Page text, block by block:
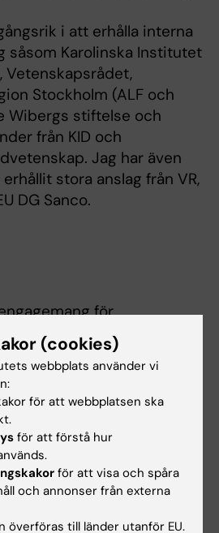
i att erhålla interna
såsom Karolinska Institutet
Vetenskapsrådet,
Stockholm (ALF och
Wibergs stiftelse och
från KID och
Jag har även
stora anslag från VR,
DG Sanco.
för
pedagogik. Jag jobbar
och förbättra kurser
i centrum. Jag är
av pedagogiska
Institutet. Min roll
att stödja
av ämnet inom
på grund, avancerad
Jag har tidigare
i programnämnden för
(cookies)
webbplats använder vi
för att webbplatsen ska
för att förstå hur
för att visa och spåra
och annonser från externa
överföras till länder utanför EU.